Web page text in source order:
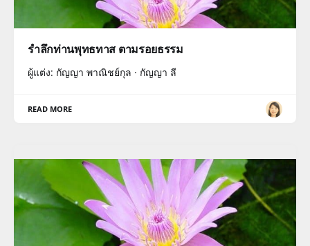
รำลึกท่านพุทธทาส ตามรอยธรรม
ผู้แต่ง: กัญญา พาณิชย์กุล · กัญญา ลี
READ MORE